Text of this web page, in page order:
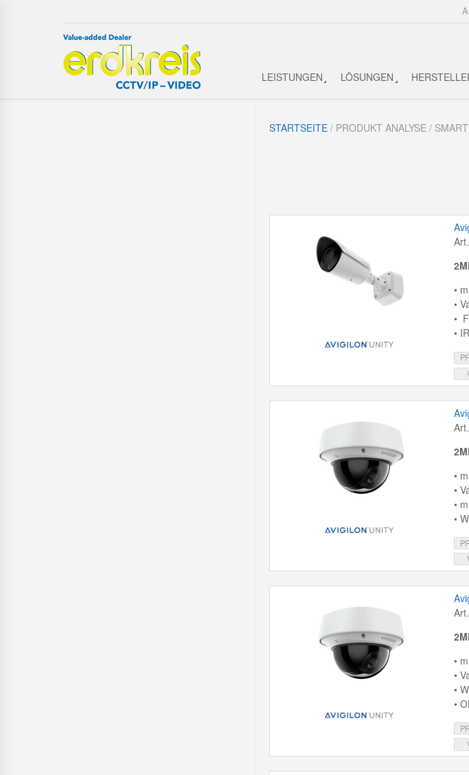
LEISTUNGEN LÖSUNGEN
STARTSEITE / PRODUKT ANALYSE /
•
•
•
•
•
•
•
•
•
•
•
•